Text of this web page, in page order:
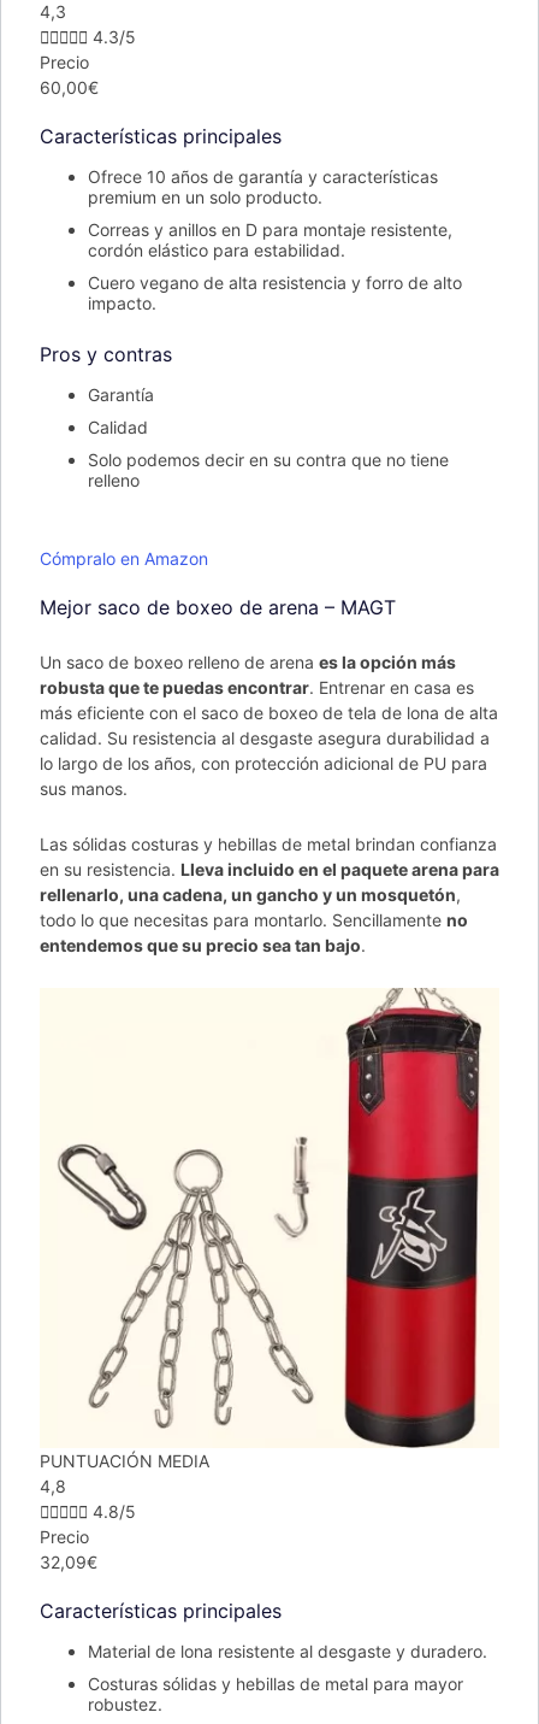
4,3
 4.3/5
Precio
60,00€
Características principales
Ofrece 10 años de garantía y características
premium en un solo producto.
Correas y anillos en D para montaje resistente,
cordón elástico para estabilidad.
Cuero vegano de alta resistencia y forro de alto
impacto.
Pros y contras
Garantía
Calidad
Solo podemos decir en su contra que no tiene
relleno
Cómpralo en Amazon
Mejor saco de boxeo de arena – MAGT
Un saco de boxeo relleno de arena es la opción más
robusta que te puedas encontrar. Entrenar en casa es
más eficiente con el saco de boxeo de tela de lona de alta
calidad. Su resistencia al desgaste asegura durabilidad a
lo largo de los años, con protección adicional de PU para
sus manos.
Las sólidas costuras y hebillas de metal brindan confianza
en su resistencia. Lleva incluido en el paquete arena para
rellenarlo, una cadena, un gancho y un mosquetón,
todo lo que necesitas para montarlo. Sencillamente no
entendemos que su precio sea tan bajo.
PUNTUACIÓN MEDIA
4,8
 4.8/5
Precio
32,09€
Características principales
Material de lona resistente al desgaste y duradero.
Costuras sólidas y hebillas de metal para mayor
robustez.